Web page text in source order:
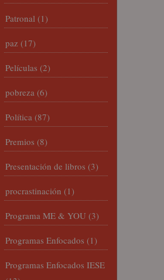
Patronal (1)
paz (17)
Películas (2)
pobreza (6)
Política (87)
Premios (8)
Presentación de libros (3)
procrastinación (1)
Programa ME & YOU (3)
Programas Enfocados (1)
Programas Enfocados IESE